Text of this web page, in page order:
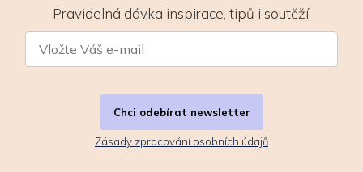
Pravidelná dávka inspirace, tipů i soutěží.
Chci odebírat newsletter
Zásady zpracování osobních údajů